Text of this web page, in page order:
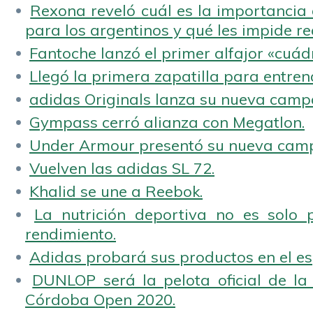
Rexona reveló cuál es la
para los argentinos y qué les impide
Fantoche lanzó el primer alfajor
Llegó la primera zapatilla para
adidas Originals lanza su nueva
Gympass cerró alianza con Megatlon.
Under Armour presentó su nueva
Vuelven las adidas SL 72.
Khalid se une a Reebok.
La nutrición deportiva no es solo
rendimiento.
Adidas probará sus productos en el
DUNLOP será la pelota oficial de
Córdoba Open 2020.